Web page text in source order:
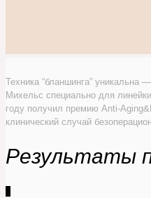
Техника “бланшинга” уникальна
Михельс специально для
году получил премию Anti-
клинический случай
Результаты